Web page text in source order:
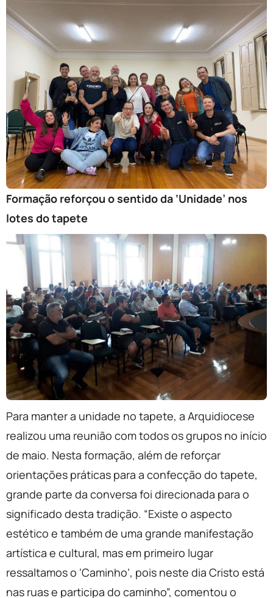
Formação reforçou o sentido da ‘Unidade’ nos
lotes do tapete
Para manter a unidade no tapete, a Arquidiocese
realizou uma reunião com todos os grupos no início
de maio. Nesta formação, além de reforçar
orientações práticas para a confecção do tapete,
grande parte da conversa foi direcionada para o
significado desta tradição. “Existe o aspecto
estético e também de uma grande manifestação
artística e cultural, mas em primeiro lugar
ressaltamos o ‘Caminho’, pois neste dia Cristo está
nas ruas e participa do caminho”, comentou o